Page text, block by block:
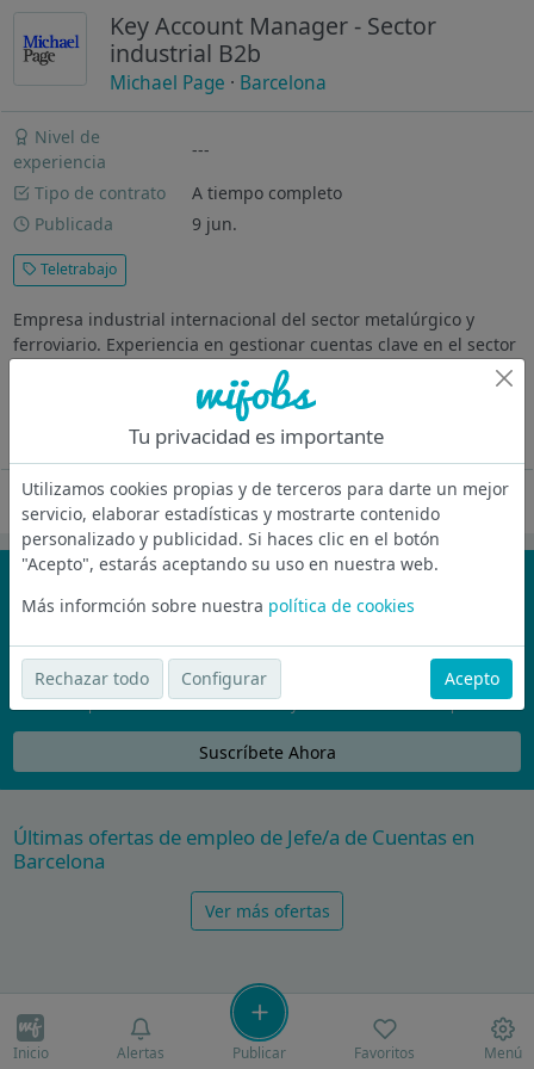
Key Account Manager - Sector
industrial B2b
Michael Page · Barcelona
Nivel de
experiencia
---
Tipo de contrato
A tiempo completo
Publicada
9 jun.
Teletrabajo
Empresa industrial internacional del sector metalúrgico y
ferroviario. Experiencia en gestionar cuentas clave en el sector
industrial ¿Dónde vas a trabajar? Grupo industrial
internacional especializado en soluciones avanzadas de cobre
Oferta desactivada
¡No te pierdas nada!
Únete a la comunidad de wijobs y recibe por email las mejores
ofertas de empleo
Nunca compartiremos tu email con nadie y no te vamos a enviar spam
Suscríbete Ahora
Últimas ofertas de empleo de Jefe/a de Cuentas en
Barcelona
Ver más ofertas
Inicio Alertas Publicar Favoritos Menú
Tu privacidad es importante
Utilizamos cookies propias y de terceros para darte un mejor
servicio, elaborar estadísticas y mostrarte contenido
personalizado y publicidad. Si haces clic en el botón
"Acepto", estarás aceptando su uso en nuestra web.
Más informción sobre nuestra política de cookies
Rechazar todo Configurar Acepto